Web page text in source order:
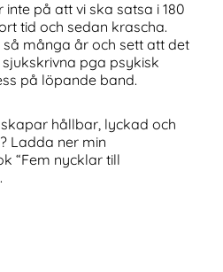
på att vi ska satsa i 180
tid och sedan krascha.
många år och sett att det
pga psykisk
på löpande band.
hållbar, lyckad och
Ladda ner min
“Fem nycklar till